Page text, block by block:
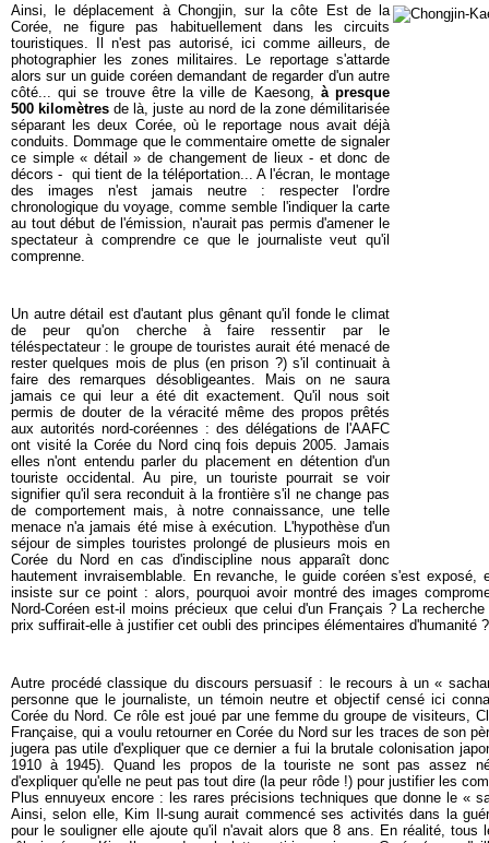
Ainsi, le déplacement à Chongjin, sur la côte Est de la
Corée, ne figure pas habituellement dans les circuits
touristiques. Il n'est pas autorisé, ici comme ailleurs, de
photographier les zones militaires. Le reportage s'attarde
alors sur un guide coréen demandant de regarder d'un autre
côté... qui se trouve être la ville de Kaesong, à presque
500 kilomètres de là, juste au nord de la zone démilitarisée
séparant les deux Corée, où le reportage nous avait déjà
conduits. Dommage que le commentaire omette de signaler
ce simple « détail » de changement de lieux - et donc de
décors - qui tient de la téléportation... A l'écran, le montage
des images n'est jamais neutre : respecter l'ordre
chronologique du voyage, comme semble l'indiquer la carte
au tout début de l'émission, n'aurait pas permis d'amener le
spectateur à comprendre ce que le journaliste veut qu'il
comprenne.
Un autre détail est d'autant plus gênant qu'il fonde le climat
de peur qu'on cherche à faire ressentir par le
téléspectateur : le groupe de touristes aurait été menacé de
rester quelques mois de plus (en prison ?) s'il continuait à
faire des remarques désobligeantes. Mais on ne saura
jamais ce qui leur a été dit exactement. Qu'il nous soit
permis de douter de la véracité même des propos prêtés
aux autorités nord-coréennes : des délégations de l'AAFC
ont visité la Corée du Nord cinq fois depuis 2005. Jamais
elles n'ont entendu parler du placement en détention d'un
touriste occidental. Au pire, un touriste pourrait se voir
signifier qu'il sera reconduit à la frontière s'il ne change pas
de comportement mais, à notre connaissance, une telle
menace n'a jamais été mise à exécution. L'hypothèse d'un
séjour de simples touristes prolongé de plusieurs mois en
Corée du Nord en cas d'indiscipline nous apparaît donc
hautement invraisemblable. En revanche, le guide coréen s'est exposé,
insiste sur ce point : alors, pourquoi avoir montré des images
Nord-Coréen est-il moins précieux que celui d'un Français ? La
prix suffirait-elle à justifier cet oubli des principes élémentaires d'humanité
Autre procédé classique du discours persuasif : le recours à un «
personne que le journaliste, un témoin neutre et objectif censé ici
Corée du Nord. Ce rôle est joué par une femme du groupe de visiteurs,
Française, qui a voulu retourner en Corée du Nord sur les traces de son
jugera pas utile d'expliquer que ce dernier a fui la brutale colonisation
1910 à 1945). Quand les propos de la touriste ne sont pas assez
d'expliquer qu'elle ne peut pas tout dire (la peur rôde !) pour justifier les
Plus ennuyeux encore : les rares précisions techniques que donne le «
Ainsi, selon elle, Kim Il-sung aurait commencé ses activités dans la
pour le souligner elle ajoute qu'il n'avait alors que 8 ans. En réalité, tous